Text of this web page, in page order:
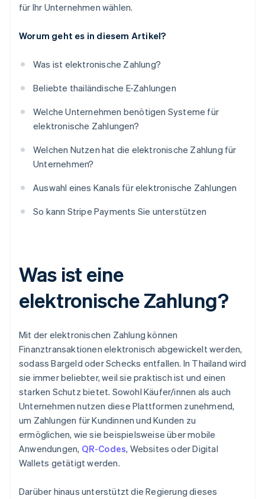
für Ihr Unternehmen wählen.
Worum geht es in diesem Artikel?
Was ist elektronische Zahlung?
Beliebte thailändische E-Zahlungen
Welche Unternehmen benötigen Systeme für
elektronische Zahlungen?
Welchen Nutzen hat die elektronische Zahlung für
Unternehmen?
Auswahl eines Kanals für elektronische Zahlungen
So kann Stripe Payments Sie unterstützen
Was ist eine
elektronische Zahlung?
Mit der elektronischen Zahlung können
Finanztransaktionen elektronisch abgewickelt werden,
sodass Bargeld oder Schecks entfallen. In Thailand wird
sie immer beliebter, weil sie praktisch ist und einen
starken Schutz bietet. Sowohl Käufer/innen als auch
Unternehmen nutzen diese Plattformen zunehmend,
um Zahlungen für Kundinnen und Kunden zu
ermöglichen, wie sie beispielsweise über mobile
Anwendungen, QR-Codes, Websites oder Digital
Wallets getätigt werden.
Darüber hinaus unterstützt die Regierung dieses